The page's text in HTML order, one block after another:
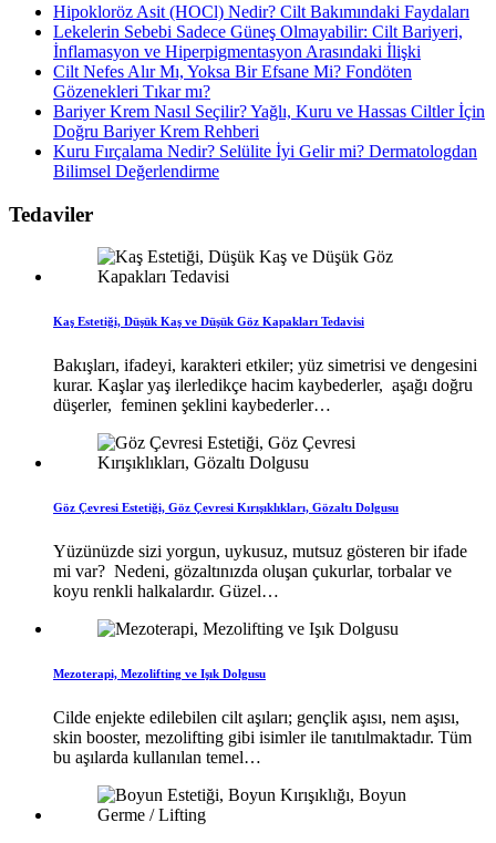
Hipokloröz Asit (HOCl) Nedir? Cilt Bakımındaki Faydaları
Lekelerin Sebebi Sadece Güneş Olmayabilir: Cilt Bariyeri,
İnflamasyon ve Hiperpigmentasyon Arasındaki İlişki
Cilt Nefes Alır Mı, Yoksa Bir Efsane Mi? Fondöten
Gözenekleri Tıkar mı?
Bariyer Krem Nasıl Seçilir? Yağlı, Kuru ve Hassas Ciltler İçin
Doğru Bariyer Krem Rehberi
Kuru Fırçalama Nedir? Selülite İyi Gelir mi? Dermatologdan
Bilimsel Değerlendirme
Tedaviler
Kaş Estetiği, Düşük Kaş ve Düşük Göz Kapakları Tedavisi
Bakışları, ifadeyi, karakteri etkiler; yüz simetrisi ve dengesini
kurar. Kaşlar yaş ilerledikçe hacim kaybederler, aşağı doğru
düşerler, feminen şeklini kaybederler…
Göz Çevresi Estetiği, Göz Çevresi Kırışıklıkları, Gözaltı Dolgusu
Yüzünüzde sizi yorgun, uykusuz, mutsuz gösteren bir ifade
mi var? Nedeni, gözaltınızda oluşan çukurlar, torbalar ve
koyu renkli halkalardır. Güzel…
Mezoterapi, Mezolifting ve Işık Dolgusu
Cilde enjekte edilebilen cilt aşıları; gençlik aşısı, nem aşısı,
skin booster, mezolifting gibi isimler ile tanıtılmaktadır. Tüm
bu aşılarda kullanılan temel…